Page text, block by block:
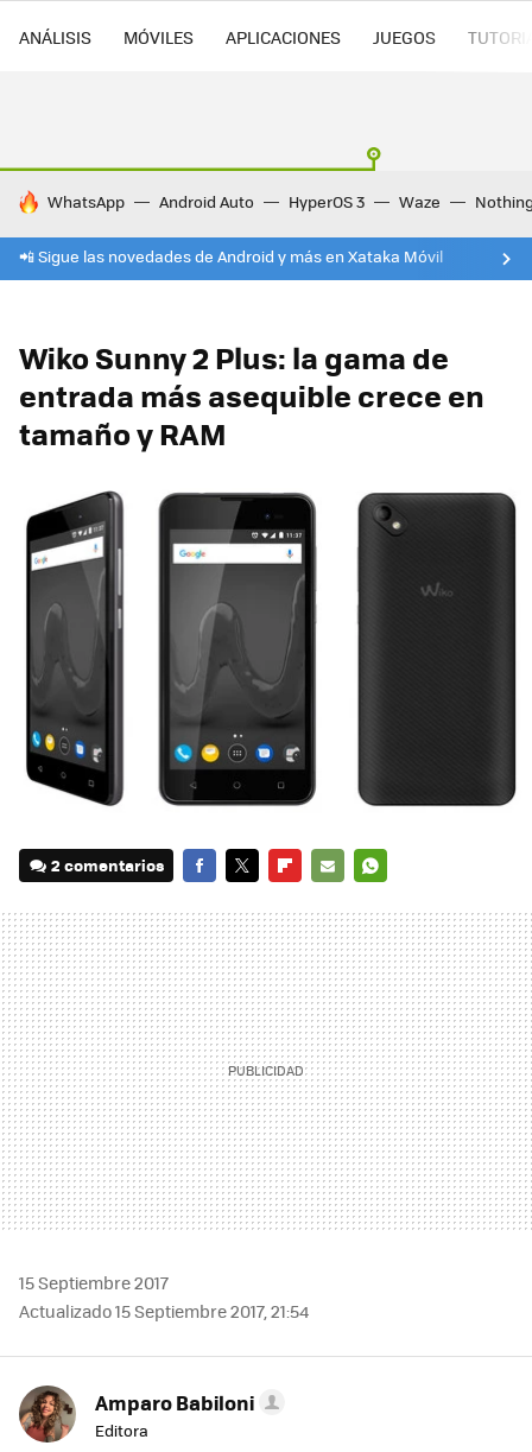
ANÁLISIS MÓVILES APLICACIONES JUEGOS
HOY SE HABLA DE
WhatsApp Android Auto HyperOS 3 Waze
📲 Sigue las novedades de Android y más en Xataka Móvil
Wiko Sunny 2 Plus: la gama de
entrada más asequible crece en
tamaño y RAM
2 comentarios
MAIL
15 Septiembre 2017
Actualizado 15 Septiembre 2017, 21:54
Amparo Babiloni
Editora